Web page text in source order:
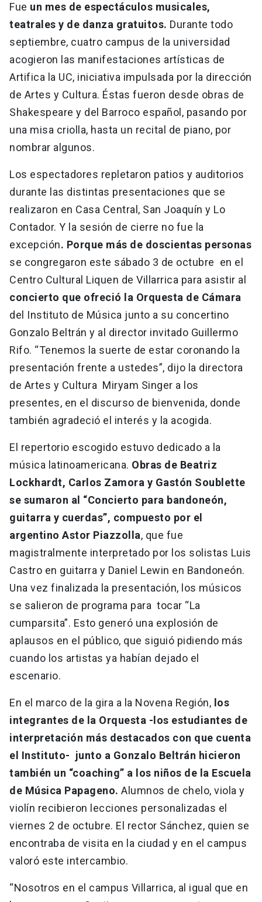
Fue un mes de espectáculos musicales,
teatrales y de danza gratuitos. Durante todo
septiembre, cuatro campus de la universidad
acogieron las manifestaciones artísticas de
Artifica la UC, iniciativa impulsada por la dirección
de Artes y Cultura. Éstas fueron desde obras de
Shakespeare y del Barroco español, pasando por
una misa criolla, hasta un recital de piano, por
nombrar algunos.
Los espectadores repletaron patios y auditorios
durante las distintas presentaciones que se
realizaron en Casa Central, San Joaquín y Lo
Contador. Y la sesión de cierre no fue la
excepción. Porque más de doscientas personas
se congregaron este sábado 3 de octubre en el
Centro Cultural Liquen de Villarrica para asistir al
concierto que ofreció la Orquesta de Cámara
del Instituto de Música junto a su concertino
Gonzalo Beltrán y al director invitado Guillermo
Rifo. “Tenemos la suerte de estar coronando la
presentación frente a ustedes”, dijo la directora
de Artes y Cultura Miryam Singer a los
presentes, en el discurso de bienvenida, donde
también agradeció el interés y la acogida.
El repertorio escogido estuvo dedicado a la
música latinoamericana. Obras de Beatriz
Lockhardt, Carlos Zamora y Gastón Soublette
se sumaron al “Concierto para bandoneón,
guitarra y cuerdas”, compuesto por el
argentino Astor Piazzolla, que fue
magistralmente interpretado por los solistas Luis
Castro en guitarra y Daniel Lewin en Bandoneón.
Una vez finalizada la presentación, los músicos
se salieron de programa para tocar “La
cumparsita”. Esto generó una explosión de
aplausos en el público, que siguió pidiendo más
cuando los artistas ya habían dejado el
escenario.
En el marco de la gira a la Novena Región, los
integrantes de la Orquesta -los estudiantes de
interpretación más destacados con que cuenta
el Instituto- junto a Gonzalo Beltrán hicieron
también un “coaching” a los niños de la Escuela
de Música Papageno. Alumnos de chelo, viola y
violín recibieron lecciones personalizadas el
viernes 2 de octubre. El rector Sánchez, quien se
encontraba de visita en la ciudad y en el campus
valoró este intercambio.
“Nosotros en el campus Villarrica, al igual que en